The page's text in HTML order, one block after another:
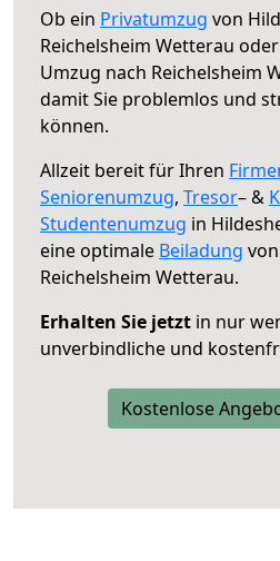
Ob ein Privatumzug von
Reichelsheim Wetterau
Umzug nach Reichelsheim
damit Sie problemlos und
können.
Allzeit bereit für Ihren
Seniorenumzug, Tresor– &
Studentenumzug in
eine optimale Beiladung
Reichelsheim Wetterau.
Erhalten Sie jetzt in nur
unverbindliche und
Kostenlose